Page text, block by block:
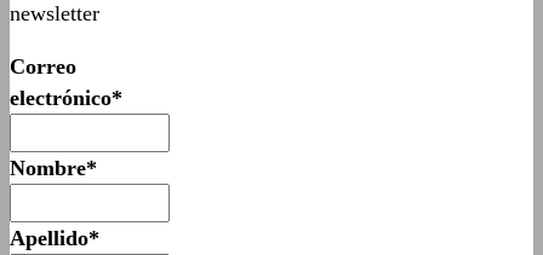
newsletter
Correo
electrónico*
Nombre*
Apellido*